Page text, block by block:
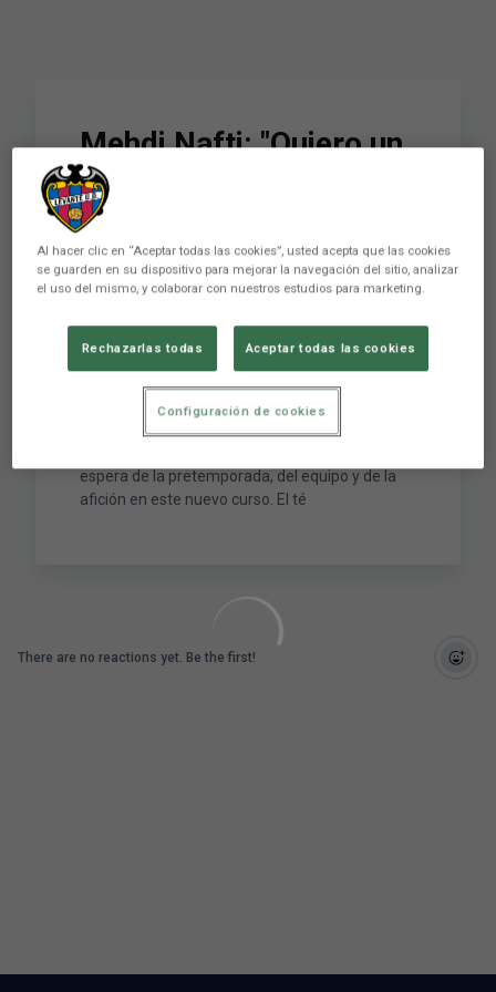
Mehdi Nafti: "Quiero un
equipo intenso,
ordenado y agresivo
con el que el aficionado
se sienta identificado"
El Levante UD comenzará el trabajo de
pretemporada el próximo lunes y, a escasos
días de ponerse el traje de faena, el entrenador
espera de la pretemporada, del equipo y de la
afición en este nuevo curso. El té
There are no reactions yet. Be the first!
Al hacer clic en “Aceptar todas las cookies”, usted acepta que las cookies
se guarden en su dispositivo para mejorar la navegación del sitio, analizar
el uso del mismo, y colaborar con nuestros estudios para marketing.
Rechazarlas todas Aceptar todas las cookies
Configuración de cookies